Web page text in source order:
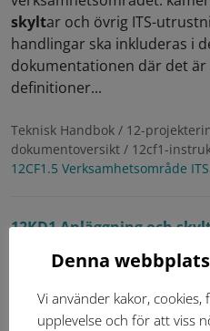
skyltar och övrig ITS-
handlingar ska inkluderas i
dokumentationen där det
definitioner...
Teknisk Handbok / 12-
dokumentoversikt / 12cf1-
12CF1.5 Verksamhetsområde ITS
12KD1 Anläggning och
ridvägar ....
Denna
Vi använder kakor,
upplevelse och för att viss